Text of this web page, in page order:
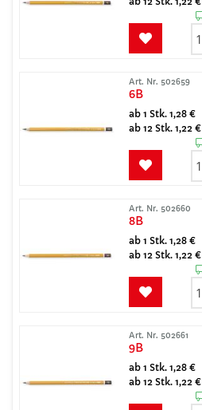
Art. Nr. 502659
6B
ab 1 Stk. 1,28 €
ab 12 Stk. 1,22 €
Art. Nr. 502660
8B
ab 1 Stk. 1,28 €
ab 12 Stk. 1,22 €
Art. Nr. 502661
9B
ab 1 Stk. 1,28 €
ab 12 Stk. 1,22 €